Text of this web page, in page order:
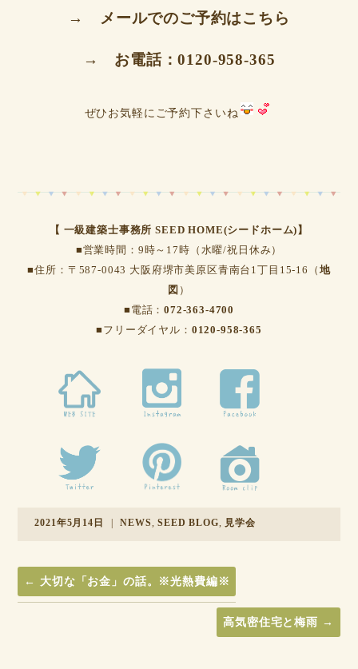
→ メールでのご予約はこちら
→ お電話：0120-958-365
ぜひお気軽にご予約下さいね
【 一級建築士事務所 SEED HOME(シードホーム)】
■営業時間：9時～17時（水曜/祝日休み）
■住所：〒587-0043 大阪府堺市美原区青南台1丁目15-16（ 地
図 ）
■電話：072-363-4700
■フリーダイヤル： 0120-958-365
2021年5月14日 NEWS,SEED BLOG, 見学会
← 大切な「お金」の話。※光熱費編※
高気密住宅と梅雨 →